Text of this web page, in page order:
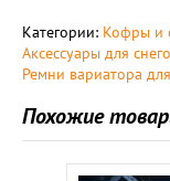
Категории: Кофры и
Аксессуары для
Ремни вариатора
Похожие